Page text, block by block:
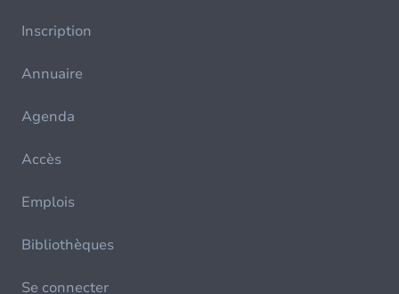
Inscription
Annuaire
Agenda
Accès
Emplois
Bibliothèques
Se connecter